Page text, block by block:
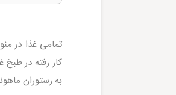
تمامی غذا در
کار رفته در
به رستوران